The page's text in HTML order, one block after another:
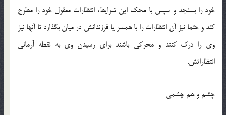
خود را بسنجد و سپس با محك اين شرايط، انتظارات معقول خود را مطرح
كند و حتما نيز آن انتظارات را با همسر يا فرزندانش در ميان بگذارد تا آنها نيز
وي را درك كنند و محركي باشند براي رسيدن وي به نقطه آرماني
انتظاراتش.
چشم و هم چشمي